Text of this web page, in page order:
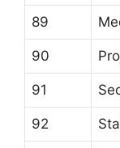
89
90
91
92